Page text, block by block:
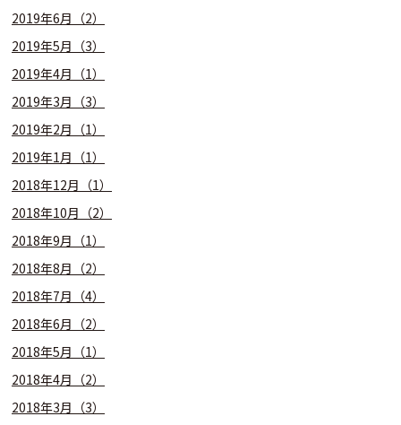
2019年6月（2）
2019年5月（3）
2019年4月（1）
2019年3月（3）
2019年2月（1）
2019年1月（1）
2018年12月（1）
2018年10月（2）
2018年9月（1）
2018年8月（2）
2018年7月（4）
2018年6月（2）
2018年5月（1）
2018年4月（2）
2018年3月（3）